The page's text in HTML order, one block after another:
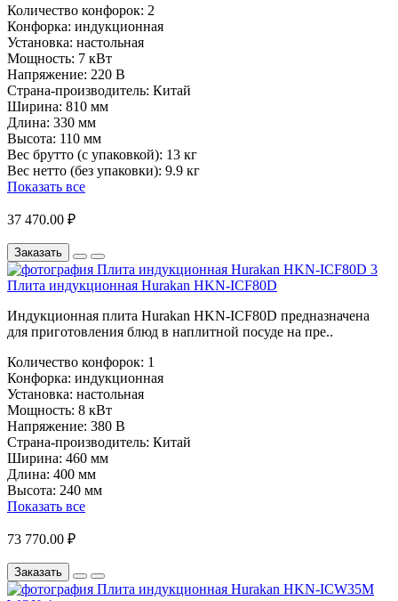
Количество конфорок: 2
Конфорка: индукционная
Установка: настольная
Мощность: 7 кВт
Напряжение: 220 В
Страна-производитель: Китай
Ширина: 810 мм
Длина: 330 мм
Высота: 110 мм
Вес брутто (с упаковкой): 13 кг
Вес нетто (без упаковки): 9.9 кг
Показать все
37 470.00 ₽
Заказать
Плита индукционная Hurakan HKN-ICF80D
Индукционная плита Hurakan HKN-ICF80D предназначена
для приготовления блюд в наплитной посуде на пре..
Количество конфорок: 1
Конфорка: индукционная
Установка: настольная
Мощность: 8 кВт
Напряжение: 380 В
Страна-производитель: Китай
Ширина: 460 мм
Длина: 400 мм
Высота: 240 мм
Показать все
73 770.00 ₽
Заказать